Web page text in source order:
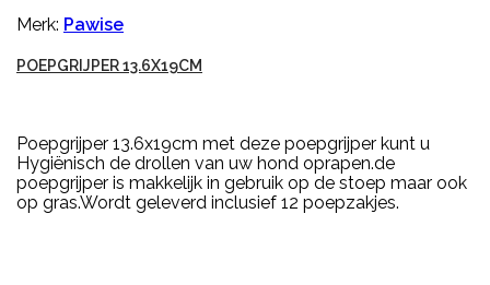
Merk: Pawise
POEPGRIJPER 13.6X19CM
Poepgrijper 13.6x19cm met deze poepgrijper kunt u
Hygiënisch de drollen van uw hond oprapen.de
poepgrijper is makkelijk in gebruik op de stoep maar ook
op gras.Wordt geleverd inclusief 12 poepzakjes.